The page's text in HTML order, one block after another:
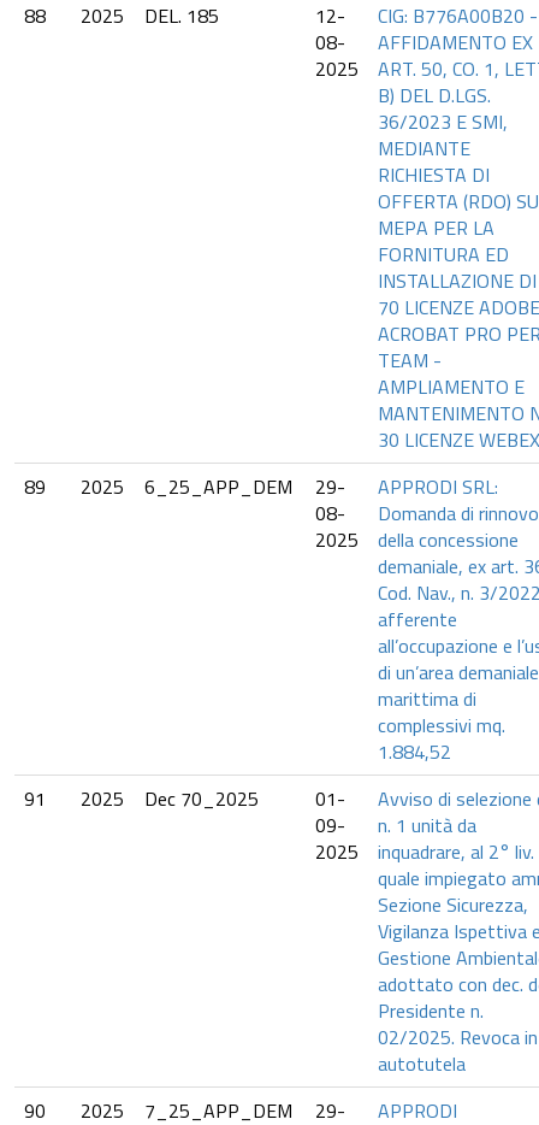
88
2025 DEL. 185
12-
08-
2025
CIG: B776A00B20 -
AFFIDAMENTO EX
ART. 50, CO. 1,
B) DEL D.LGS.
36/2023 E SMI,
MEDIANTE
RICHIESTA DI
OFFERTA (RDO)
MEPA PER LA
FORNITURA ED
INSTALLAZIONE
70 LICENZE ADOBE
ACROBAT PRO
TEAM -
AMPLIAMENTO E
MANTENIMENTO
30 LICENZE WEBEX
89
2025 6_25_APP_DEM
29-
08-
2025
APPRODI SRL:
Domanda di rinnovo
della concessione
demaniale, ex art.
Cod. Nav., n. 3/
afferente
all’occupazione e
di un’area demaniale
marittima di
complessivi mq.
1.884,52
91
2025 Dec 70_2025
01-
09-
2025
Avviso di selezione
n. 1 unità da
inquadrare, al 2° liv.
quale impiegato
Sezione Sicurezza,
Vigilanza Ispettiva
Gestione
adottato con dec.
Presidente n.
02/2025. Revoca in
autotutela
90
2025 7_25_APP_DEM
29-
APPRODI